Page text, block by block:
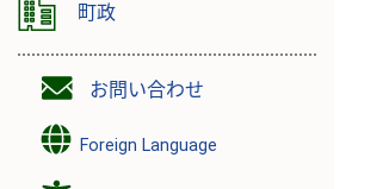
町政
お問い合わせ
Foreign Language